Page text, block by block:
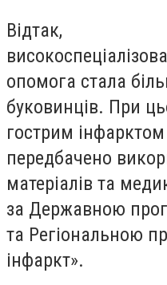
Відтак,
опомога стала
буковинців. При
гострим
передбачено
матеріалів та
за Державною
та Регіональною
інфаркт».